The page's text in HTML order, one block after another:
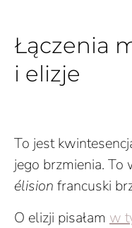
Łączenia
i elizje
To jest
jego brzmienia. To
élision francuski
O elizji pisałam w